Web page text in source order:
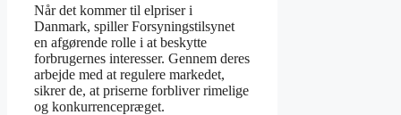
Når det kommer til elpriser i
Danmark, spiller Forsyningstilsynet
en afgørende rolle i at beskytte
forbrugernes interesser. Gennem deres
arbejde med at regulere markedet,
sikrer de, at priserne forbliver rimelige
og konkurrencepræget.